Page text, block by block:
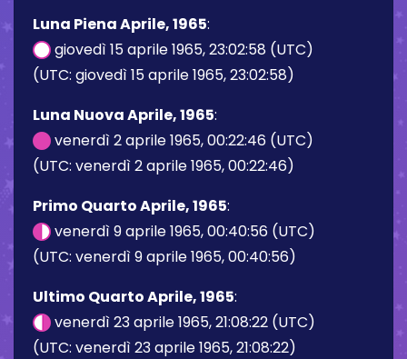
Luna Piena Aprile, 1965:
giovedì 15 aprile 1965, 23:02:58 (UTC)
(UTC: giovedì 15 aprile 1965, 23:02:58)
Luna Nuova Aprile, 1965:
venerdì 2 aprile 1965, 00:22:46 (UTC)
(UTC: venerdì 2 aprile 1965, 00:22:46)
Primo Quarto Aprile, 1965:
venerdì 9 aprile 1965, 00:40:56 (UTC)
(UTC: venerdì 9 aprile 1965, 00:40:56)
Ultimo Quarto Aprile, 1965:
venerdì 23 aprile 1965, 21:08:22 (UTC)
(UTC: venerdì 23 aprile 1965, 21:08:22)